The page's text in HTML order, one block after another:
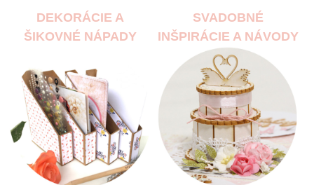
DEKORÁCIE A
ŠIKOVNÉ NÁPADY
SVADOBNÉ
INŠPIRÁCIE A NÁVODY